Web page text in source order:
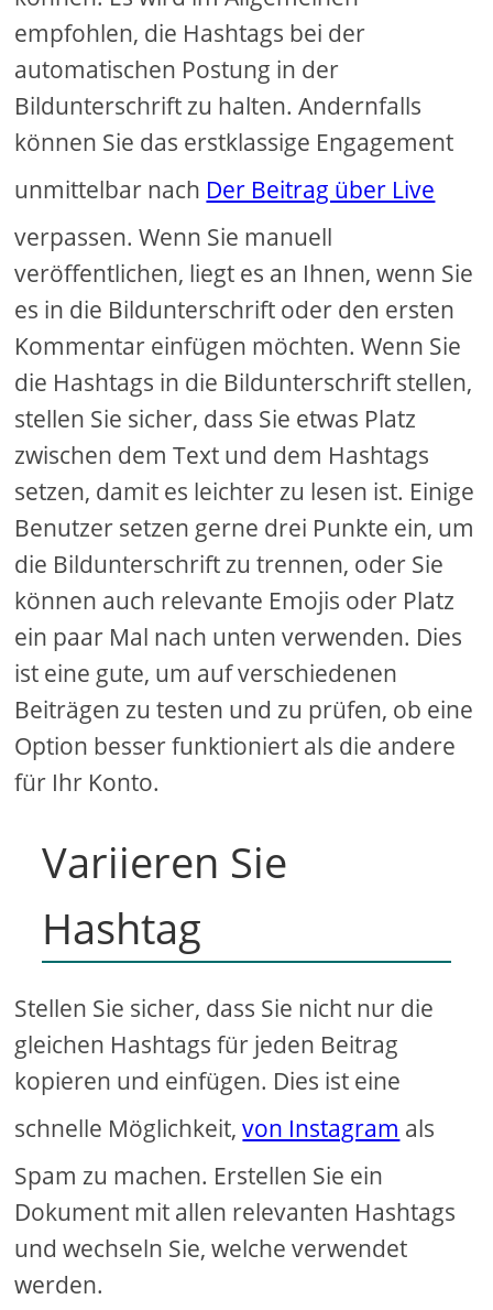
empfohlen, die Hashtags bei der
automatischen Postung in der
Bildunterschrift zu halten. Andernfalls
können Sie das erstklassige Engagement
unmittelbar nach Der Beitrag über Live
verpassen. Wenn Sie manuell
veröffentlichen, liegt es an Ihnen, wenn Sie
es in die Bildunterschrift oder den ersten
Kommentar einfügen möchten. Wenn Sie
die Hashtags in die Bildunterschrift stellen,
stellen Sie sicher, dass Sie etwas Platz
zwischen dem Text und dem Hashtags
setzen, damit es leichter zu lesen ist. Einige
Benutzer setzen gerne drei Punkte ein, um
die Bildunterschrift zu trennen, oder Sie
können auch relevante Emojis oder Platz
ein paar Mal nach unten verwenden. Dies
ist eine gute, um auf verschiedenen
Beiträgen zu testen und zu prüfen, ob eine
Option besser funktioniert als die andere
für Ihr Konto.
Variieren Sie
Hashtag
Stellen Sie sicher, dass Sie nicht nur die
gleichen Hashtags für jeden Beitrag
kopieren und einfügen. Dies ist eine
schnelle Möglichkeit,von Instagram als
Spam zu machen. Erstellen Sie ein
Dokument mit allen relevanten Hashtags
und wechseln Sie, welche verwendet
werden.